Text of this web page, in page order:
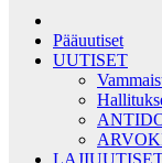
Pääuutiset
UUTISET